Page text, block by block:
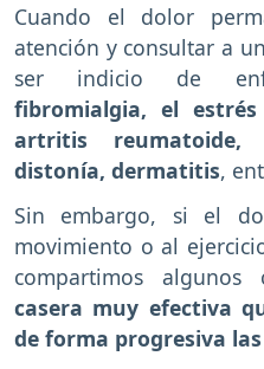
Cuando el dolor
atención y consultar a
ser indicio de
fibromialgia, el
artritis reumatoide,
distonía, dermatitis,
Sin embargo, si el
movimiento o al
compartimos algunos
casera muy efectiva
de forma progresiva